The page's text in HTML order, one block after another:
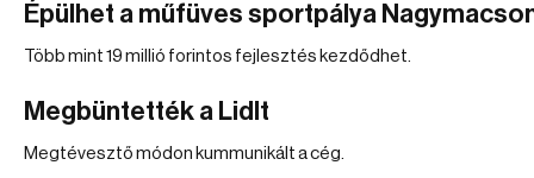
Épülhet a műfüves sportpálya
Több mint 19 millió forintos fejlesztés kezdődhet.
Megbüntették a Lidlt
Megtévesztő módon kummunikált a cég.